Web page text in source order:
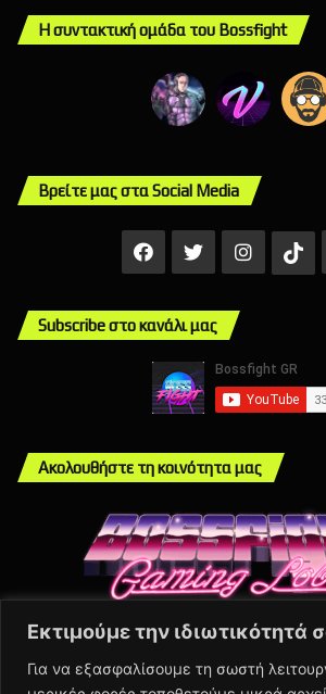
Εκτιμούμε την ιδιωτικότητά
Για να εξασφαλίσουμε τη σωστή
Η συντακτική ομάδα του Bossfight
Βρείτε μας στα Social Media
Facebook
X
Subscribe στο κανάλι μας
Ακολουθήστε τη κοινότητα μας